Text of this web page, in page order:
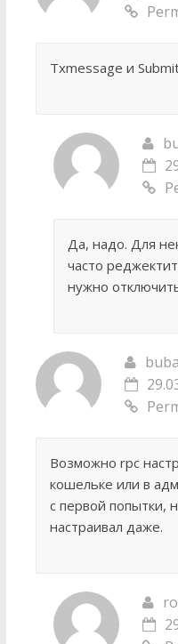
Txmessage и
Да, надо. Для
часто
нужно
buba
Возможно rpc
кошельке или в
с первой попытки,
настраивал даже.